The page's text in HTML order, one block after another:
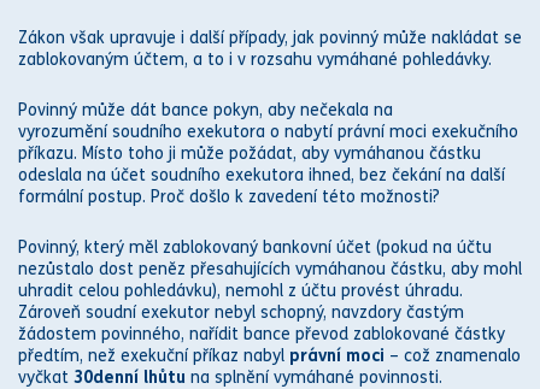
Zákon však upravuje i další případy, jak povinný může nakládat se
zablokovaným účtem, a to i v rozsahu vymáhané pohledávky.
Povinný může dát bance pokyn, aby nečekala na
vyrozuměnísoudního exekutora o nabytí právní moci exekučního
příkazu. Místo toho ji může požádat, aby vymáhanou částku
odeslala na účet soudního exekutora ihned, bez čekání na další
formální postup. Proč došlo k zavedení této možnosti?
Povinný, který měl zablokovaný bankovní účet (pokud na účtu
nezůstalo dost peněz přesahujících vymáhanou částku, aby mohl
uhradit celou pohledávku), nemohl z účtu provést úhradu.
Zároveň soudníexekutor nebyl schopný, navzdory častým
žádostem povinného, nařídit bance převod zablokované částky
předtím, než exekuční příkaz nabyl právní moci – což znamenalo
vyčkat 30denní lhůtu na splnění vymáhané povinnosti.